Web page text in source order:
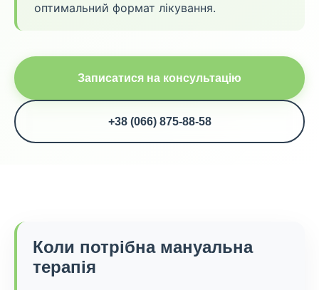
оптимальний формат лікування.
Записатися на консультацію
+38 (066) 875-88-58
Коли потрібна мануальна
терапія